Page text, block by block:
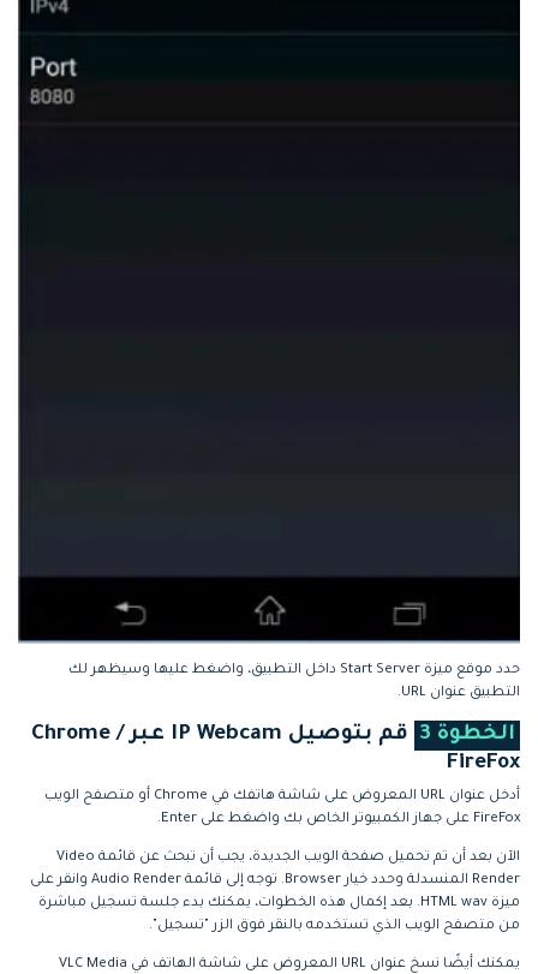
حدد موقع ميزة Start Server داخل التطبيق، واضغط عليها وسيظهر لك
التطبيق عنوان URL.
الخطوة 3
قم بتوصيل IP Webcam عبر Chrome /
FireFox
أدخل عنوان URL المعروض على شاشة هاتفك في Chrome أو متصفح الويب
FireFox على جهاز الكمبيوتر الخاص بك واضغط على Enter.
الآن بعد أن تم تحميل صفحة الويب الجديدة، يجب أن تبحث عن قائمة Video
Render المنسدلة وحدد خيار Browser. توجه إلى قائمة Audio Render وانقر على
ميزة HTML wav. بعد إكمال هذه الخطوات، يمكنك بدء جلسة تسجيل مباشرة
من متصفح الويب الذي تستخدمه بالنقر فوق الزر "تسجيل".
يمكنك أيضًا نسخ عنوان URL المعروض على شاشة الهاتف في VLC Media